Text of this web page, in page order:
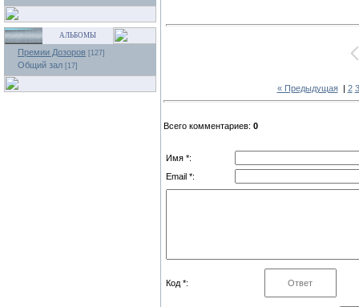
АЛЬБОМЫ
Премии Дозоров [127]
Общий зал [17]
« Предыдущая| 2 3
Всего комментариев: 0
Имя *:
Email *:
Код *: